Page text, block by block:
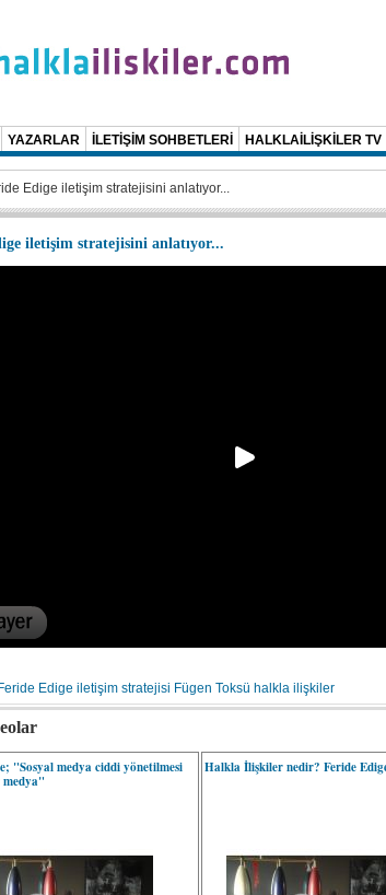
YAZARLAR İLETİŞİM SOHBETLERİ HALKLAİLİŞKİLER TV
Edige iletişim stratejisini anlatıyor...
iletişim stratejisini anlatıyor...
Feride Edige iletişim stratejisi Fügen Toksü halkla ilişkiler
"Sosyal medya ciddi yönetilmesi
Halkla İlişkiler nedir? Feride